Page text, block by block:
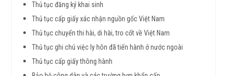
Thủ tục đăng ký khai sinh
Thủ tục cấp giấy xác nhận nguồn gốc Việt Nam
Thủ tục chuyển thi hài, di hài, tro cốt về Việt Nam
Thủ tục ghi chú việc ly hôn đã tiến hành ở nước ngoài
Thủ tục cấp giấy thông hành